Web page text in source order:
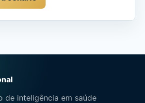
de inteligência em saúde